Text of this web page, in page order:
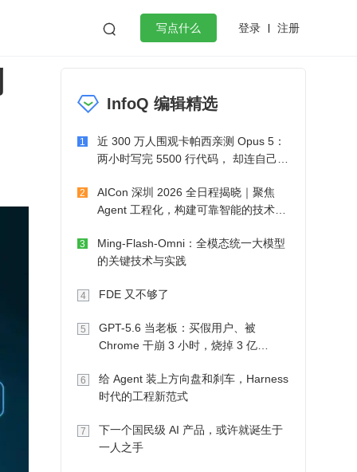
 写点什么 登录 注册
作
微服务架构 flutter
InfoQ 编辑精选
1
近 300 万人围观卡帕西亲测 Opus 5：
两小时写完 5500 行代码， 却连自己写
2
AICon 深圳 2026 全日程揭晓｜聚焦
Agent 工程化，构建可靠智能的技术路
3
Ming-Flash-Omni：全模态统一大模型
的关键技术与实践
4 FDE 又不够了
5
GPT-5.6 当老板：买假用户、被
Chrome 干崩 3 小时，烧掉 3 亿
6
给 Agent 装上方向盘和刹车，Harness
时代的工程新范式
7
下一个国民级 AI 产品，或许就诞生于
一人之手